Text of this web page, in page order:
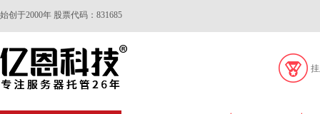
始创于2000年 股票代码：831685